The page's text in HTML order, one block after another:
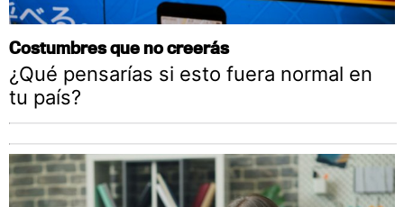
Costumbres que no creerás
¿Qué pensarías si esto fuera normal en
tu país?